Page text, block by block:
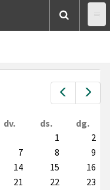
Prev
dv. ds.
dg.
1
2
7 8
9
14 15
16
21 22
23